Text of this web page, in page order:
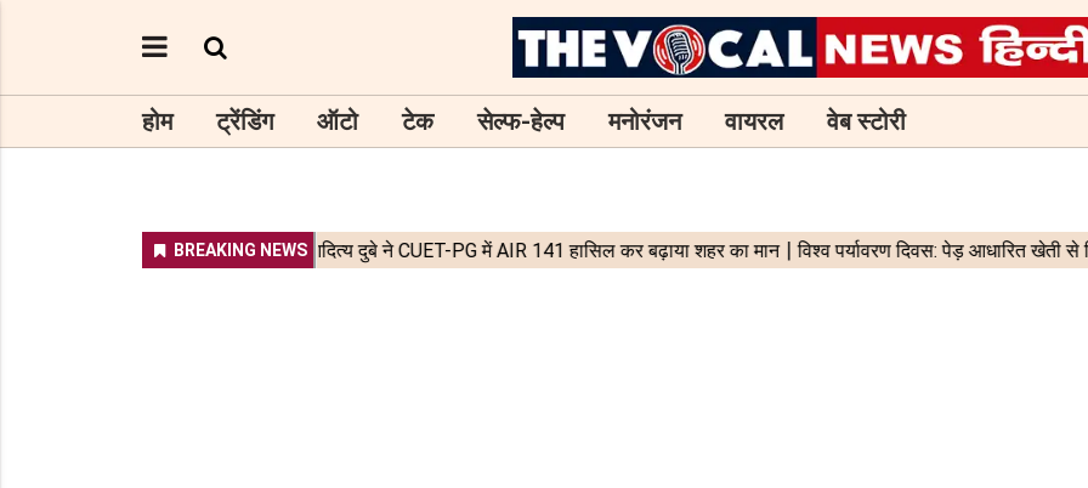
होम ट्रेंडिंग ऑटो टेक सेल्फ-हेल्प मनोरंजन वायरल वेब स्टोरी